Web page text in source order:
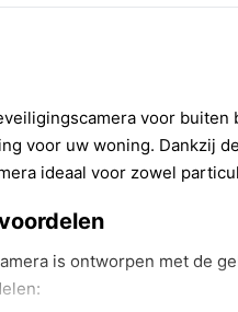
voor
voor uw woning. Dankzij
ideaal voor zowel
is ontworpen met de